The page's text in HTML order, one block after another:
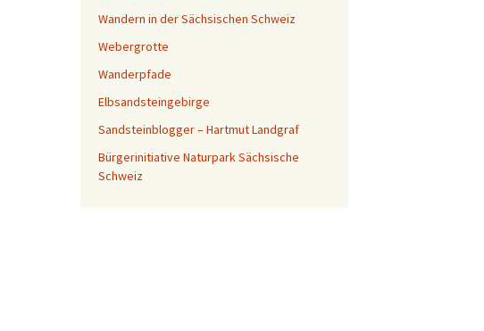
Wandern in der Sächsischen Schweiz
Webergrotte
Wanderpfade
Elbsandsteingebirge
Sandsteinblogger – Hartmut Landgraf
Bürgerinitiative Naturpark Sächsische
Schweiz